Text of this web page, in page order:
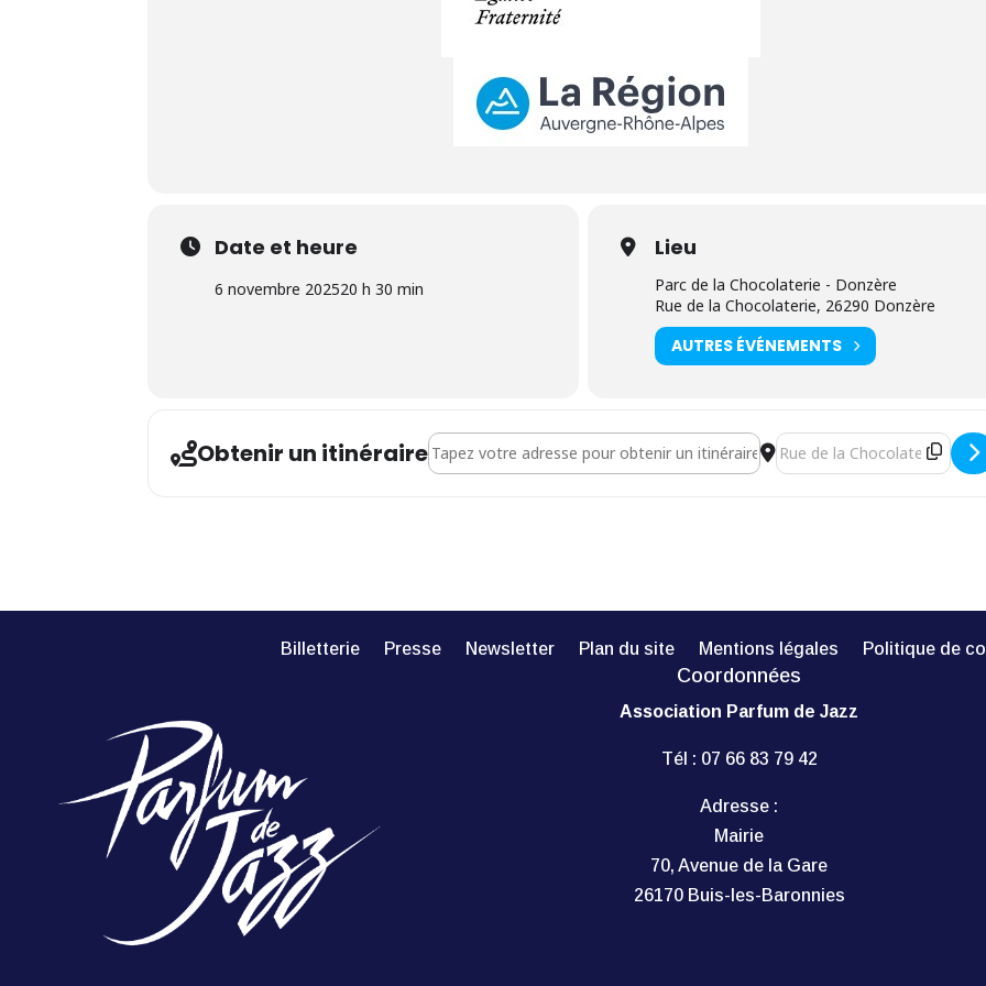
Date et heure
6 novembre 202520 h 30 min
Lieu
Parc de la Chocolaterie - Donzère
Rue de la Chocolaterie, 26290 Donzère
AUTRES ÉVÉNEMENTS
Obtenir un itinéraireAddress - Mounam sings Nina Simone (Buis-les-Baronnies) [gFwCGjUUe]
Destination Address -
Billetterie Presse Newsletter Plan du site Mentions légales Politique de
Coordonnées
Association Parfum de Jazz
Tél : 07 66 83 79 42
Adresse :
Mairie
70, Avenue de la Gare
26170 Buis-les-Baronnies